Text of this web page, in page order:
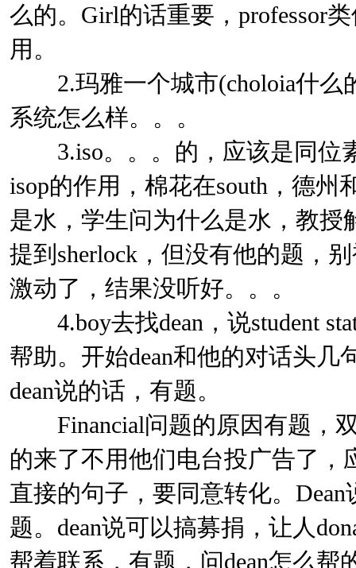
么的。Girl的话重要，professor
用。
2.玛雅一个城市(choloia什么
系统怎么样。。。
3.iso。。。的，应该是同位
isop的作用，棉花在south，德州
是水，学生问为什么是水，教授
提到sherlock，但没有他的题，
激动了，结果没听好。。。
4.boy去找dean，说student
帮助。开始dean和他的对话头几
dean说的话，有题。
Financial问题的原因有题，双
的来了不用他们电台投广告了，
直接的句子，要同意转化。
题。dean说可以搞募捐，让人
帮着联系，有题，问dean怎么帮